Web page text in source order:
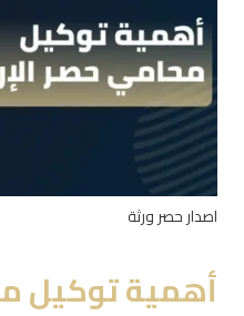
اصدار حصر ورثة
أهمية ‏توكيل